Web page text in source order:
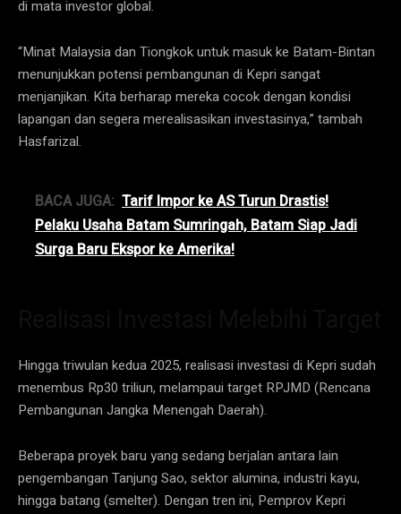
di mata investor global.
“Minat Malaysia dan Tiongkok untuk masuk ke Batam-Bintan
menunjukkan potensi pembangunan di Kepri sangat
menjanjikan. Kita berharap mereka cocok dengan kondisi
lapangan dan segera merealisasikan investasinya,” tambah
Hasfarizal.
BACA JUGA: Tarif Impor ke AS Turun Drastis!
Pelaku Usaha Batam Sumringah, Batam Siap Jadi
Surga Baru Ekspor ke Amerika!
Hingga triwulan kedua 2025, realisasi investasi di Kepri sudah
menembus Rp30 triliun, melampaui target RPJMD (Rencana
Pembangunan Jangka Menengah Daerah).
Beberapa proyek baru yang sedang berjalan antara lain
pengembangan Tanjung Sao, sektor alumina, industri kayu,
hingga batang (smelter). Dengan tren ini, Pemprov Kepri